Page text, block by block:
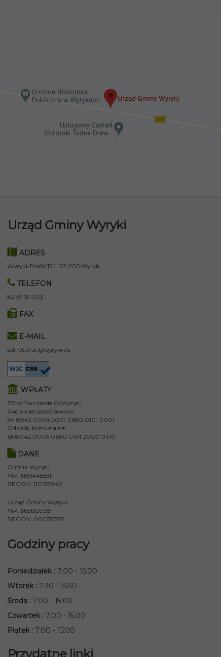
Urząd Gminy Wyryki
ADRES
Wyryki-Połód 154, 22-205 Wyryki
TELEFON
82 59 13 003
FAX
E-MAIL
sekretariat@wyryki.eu
WPŁATY
BS w Parczewie O/Wyryki
Rachunek podstawowy:
54 8042 0006 2001 0680 0101 0001
Odpady komunalne:
65 8042 0006 0680 0101 2000 0310
DANE
Gmina Wyryki
NIP: 5651445591
REGON: 110197842
Urząd Gminy Wyryki
NIP: 5651320381
REGON: 000551579
Godziny pracy
Poniedziałek : 7:00 - 15:00
Wtorek : 7:30 - 15:30
Środa : 7:00 - 15:00
Czwartek : 7:00 - 15:00
Piątek : 7:00 - 15:00
Przydatne linki